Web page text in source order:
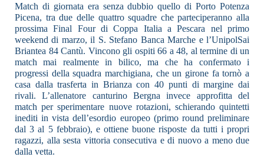
Match di giornata era senza dubbio quello di Porto Potenza
Picena, tra due delle quattro squadre che parteciperanno alla
prossima Final Four di Coppa Italia a Pescara nel primo
weekend di marzo, il S. Stefano Banca Marche e l’UnipolSai
Briantea 84 Cantù. Vincono gli ospiti 66 a 48, al termine di un
match mai realmente in bilico, ma che ha confermato i
progressi della squadra marchigiana, che un girone fa tornò a
casa dalla trasferta in Brianza con 40 punti di margine dai
rivali. L’allenatore canturino Bergna invece approfitta del
match per sperimentare nuove rotazioni, schierando quintetti
inediti in vista dell’esordio europeo (primo round preliminare
dal 3 al 5 febbraio), e ottiene buone risposte da tutti i propri
ragazzi, alla sesta vittoria consecutiva e di nuovo a meno due
dalla vetta.